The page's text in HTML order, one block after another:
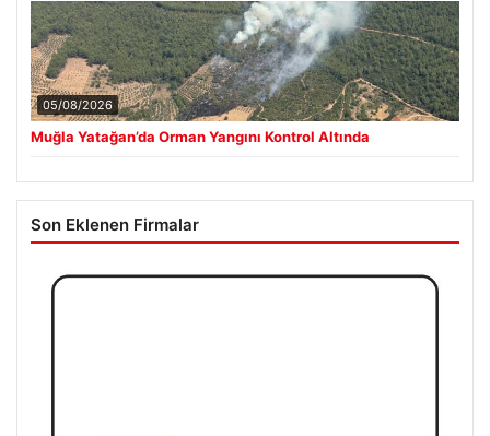
05/08/2026
Muğla Yatağan’da Orman Yangını Kontrol Altında
Son Eklenen Firmalar